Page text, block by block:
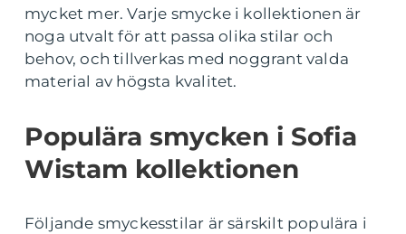
mycket mer. Varje smycke i kollektionen är
noga utvalt för att passa olika stilar och
behov, och tillverkas med noggrant valda
material av högsta kvalitet.
Populära smycken i Sofia
Wistam kollektionen
Följande smyckesstilar är särskilt populära i